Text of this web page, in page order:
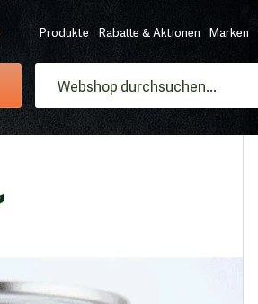
Produkte Rabatte & Aktionen Marken